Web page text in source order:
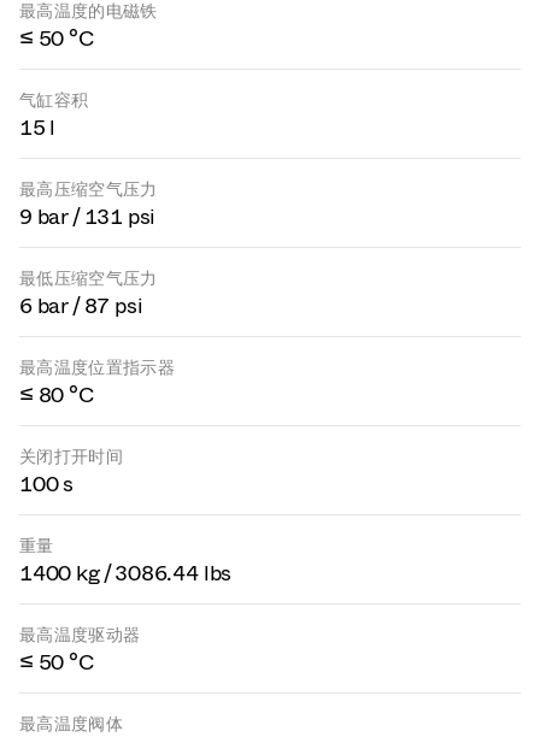
最高温度的电磁铁
≤ 50 °C
气缸容积
15 l
最高压缩空气压力
9 bar / 131 psi
最低压缩空气压力
6 bar / 87 psi
最高温度位置指示器
≤ 80 °C
关闭打开时间
100 s
重量
1400 kg / 3086.44 lbs
最高温度驱动器
≤ 50 °C
最高温度阀体